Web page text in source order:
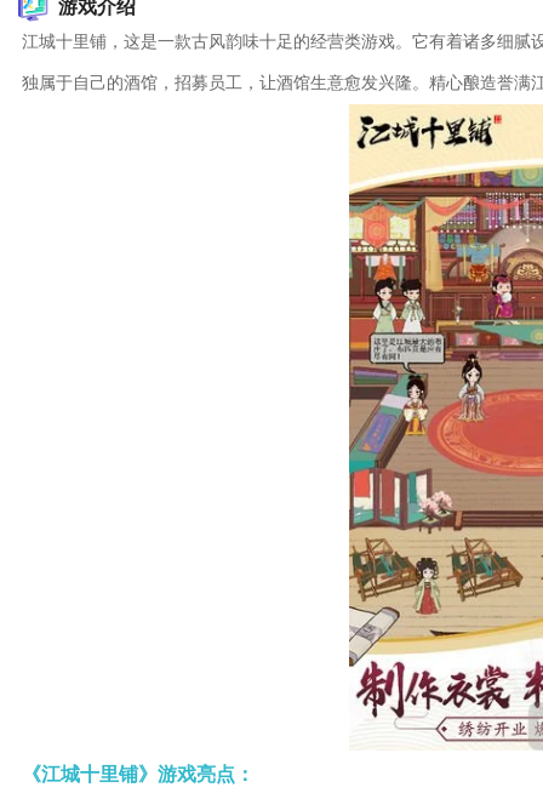
游戏介绍
江城十里铺，这是一款古风韵味十足的经营类游戏。它有着诸多细
独属于自己的酒馆，招募员工，让酒馆生意愈发兴隆。精心酿造誉
《江城十里铺》游戏亮点：